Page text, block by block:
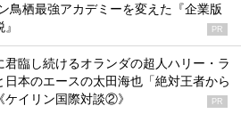
鳥栖最強アカデミーを変えた『企業版
PR
君臨し続けるオランダの超人ハリー・ラ
日本のエースの太田海也「絶対王者から
ケイリン国際対談②》
PR